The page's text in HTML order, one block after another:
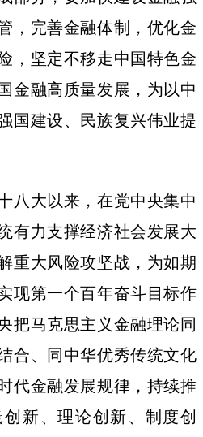
，完善金融体制，优化金
，坚定不移走中国特色金
金融高质量发展，为以中
国建设、民族复兴伟业提
大以来，在党中央集中
有力支撑经济社会发展大
重大风险攻坚战，为如期
现第一个百年奋斗目标作
把马克思主义金融理论同
合、同中华优秀传统文化
代金融发展规律，持续推
新、理论创新、制度创